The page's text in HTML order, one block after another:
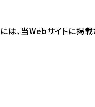
、当Webサイトに掲載